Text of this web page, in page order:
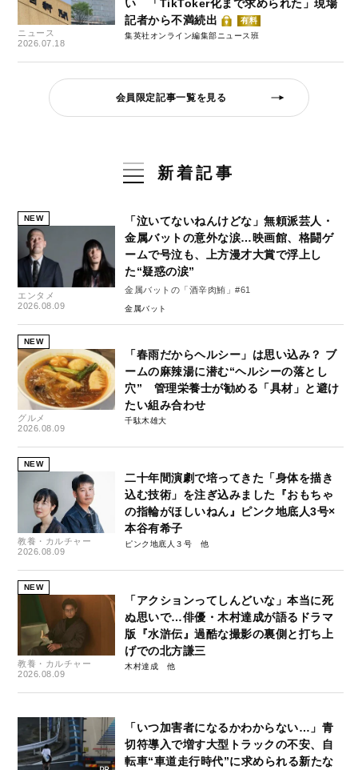
ニュース
2026.07.18
い 「TikToker化まで求められた」現場
記者から不満続出
有料
集英社オンライン編集部ニュース班
会員限定記事一覧を見る
新着記事
NEW
エンタメ
2026.08.09
「泣いてないねんけどな」無頼派芸人・
金属バットの意外な涙…映画館、格闘ゲ
ームで号泣も、上方漫才大賞で浮上し
た“疑惑の涙”
金属バットの「酒辛肉鮪」#61
金属バット
NEW
グルメ
2026.08.09
「春雨だからヘルシー」は思い込み？ ブ
ームの麻辣湯に潜む“ヘルシーの落とし
穴” 管理栄養士が勧める「具材」と避け
たい組み合わせ
千駄木雄大
NEW
教養・カルチャー
2026.08.09
二十年間演劇で培ってきた「身体を描き
込む技術」を注ぎ込みました『おもちゃ
の指輪がほしいねん』ピンク地底人3号×
本谷有希子
ピンク地底人３号
NEW
教養・カルチャー
2026.08.09
「アクションってしんどいな」本当に死
ぬ思いで…俳優・木村達成が語るドラマ
版『水滸伝』過酷な撮影の裏側と打ち上
げでの北方謙三
木村達成
「いつ加害者になるかわからない…」青
切符導入で増す大型トラックの不安、自
転車“車道走行時代”に求められる新たな